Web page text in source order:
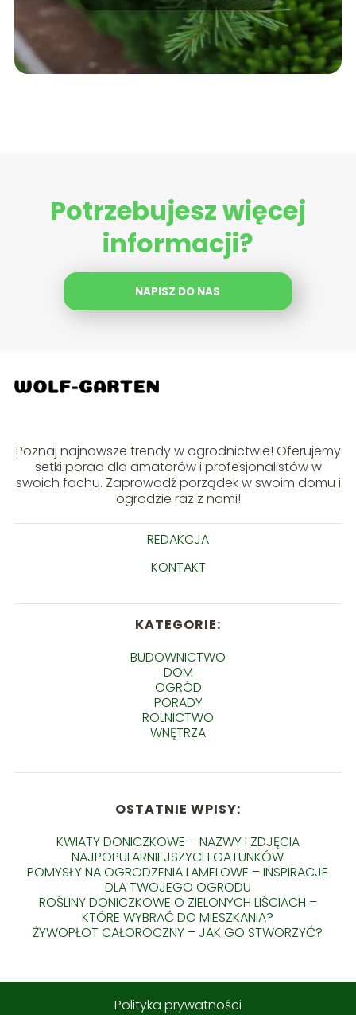
Potrzebujesz więcej
informacji?
NAPISZ DO NAS
Poznaj najnowsze trendy w ogrodnictwie! Oferujemy
setki porad dla amatorów i profesjonalistów w
swoich fachu. Zaprowadź porządek w swoim domu i
ogrodzie raz z nami!
REDAKCJA
KONTAKT
KATEGORIE:
BUDOWNICTWO
DOM
OGRÓD
PORADY
ROLNICTWO
WNĘTRZA
OSTATNIE WPISY:
KWIATY DONICZKOWE – NAZWY I ZDJĘCIA
NAJPOPULARNIEJSZYCH GATUNKÓW
POMYSŁY NA OGRODZENIA LAMELOWE – INSPIRACJE
DLA TWOJEGO OGRODU
ROŚLINY DONICZKOWE O ZIELONYCH LIŚCIACH –
KTÓRE WYBRAĆ DO MIESZKANIA?
ŻYWOPŁOT CAŁOROCZNY – JAK GO STWORZYĆ?
Polityka prywatności